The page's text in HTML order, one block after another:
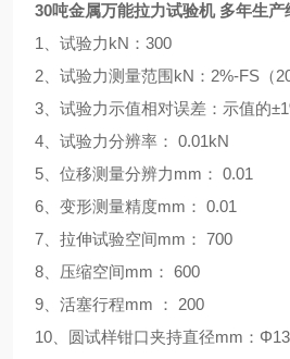
30吨金属万能拉力试验机 多年生产
1、试验力kN：300
2、试验力测量范围kN：2%-FS（
3、试验力示值相对误差：示值的
4、试验力分辨率： 0.01kN
5、位移测量分辨力mm： 0.01
6、变形测量精度mm： 0.01
7、拉伸试验空间mm： 700
8、压缩空间mm： 600
9、活塞行程mm ： 200
10、圆试样钳口夹持直径mm：